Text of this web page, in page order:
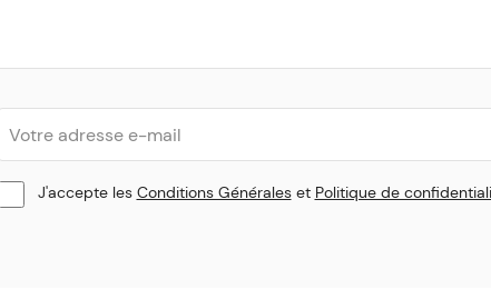
J'accepte les Conditions Généraleset Politique de